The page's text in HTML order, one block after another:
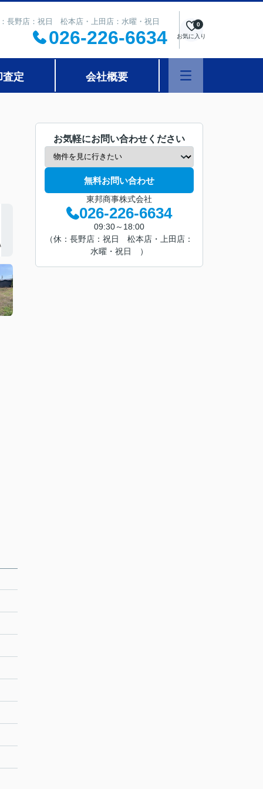
長野店：祝日 松本店・上田店：水曜・祝日
026-226-6634 お気に入り
0
査定 会社概要
お気軽にお問い合わせください
無料お問い合わせ
東邦商事株式会社
026-226-6634
09:30～18:00
（休：長野店：祝日 松本店・上田店：
水曜・祝日 ）